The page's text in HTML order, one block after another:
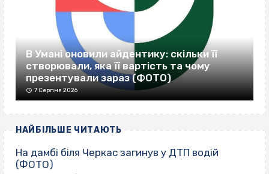
В Умані оновили айдентику: скільки її
створювали, яка її вартість та чому
презентували зараз (ФОТО)
7 Серпня 2026
НАЙБІЛЬШЕ ЧИТАЮТЬ
На дамбі біля Черкас загинув у ДТП водій
(ФОТО)